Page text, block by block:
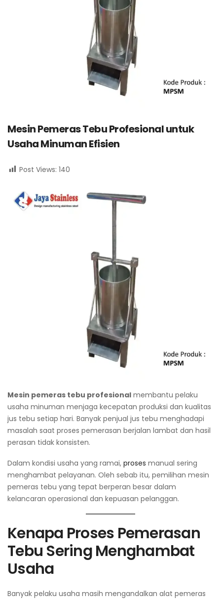
Mesin Pemeras Tebu Profesional untuk
Usaha Minuman Efisien
Post Views: 140
Mesin pemeras tebu profesional membantu pelaku
usaha minuman menjaga kecepatan produksi dan kualitas
jus tebu setiap hari. Banyak penjual jus tebu menghadapi
masalah saat proses pemerasan berjalan lambat dan hasil
perasan tidak konsisten.
Dalam kondisi usaha yang ramai, proses manual sering
menghambat pelayanan. Oleh sebab itu, pemilihan mesin
pemeras tebu yang tepat berperan besar dalam
kelancaran operasional dan kepuasan pelanggan.
Kenapa Proses Pemerasan
Tebu Sering Menghambat
Usaha
Banyak pelaku usaha masih mengandalkan alat pemeras